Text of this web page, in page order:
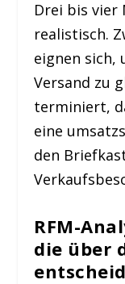
Drei bis vier
realistisch.
eignen sich,
Versand zu
terminiert,
eine
den
RFM-
die über